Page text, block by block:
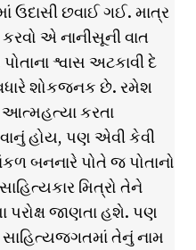
ઉદાસી છવાઈ ગઈ. માત્ર
એ નાનીસૂની વાત
શ્વાસ અટકાવી દે
શોકજનક છે. રમેશ
કરતા
હોય, પણ એવી કેવી
બનનારે પોતે જ પોતાનો
મિત્રો તેને
જાણતા હશે. પણ
તેનું નામ